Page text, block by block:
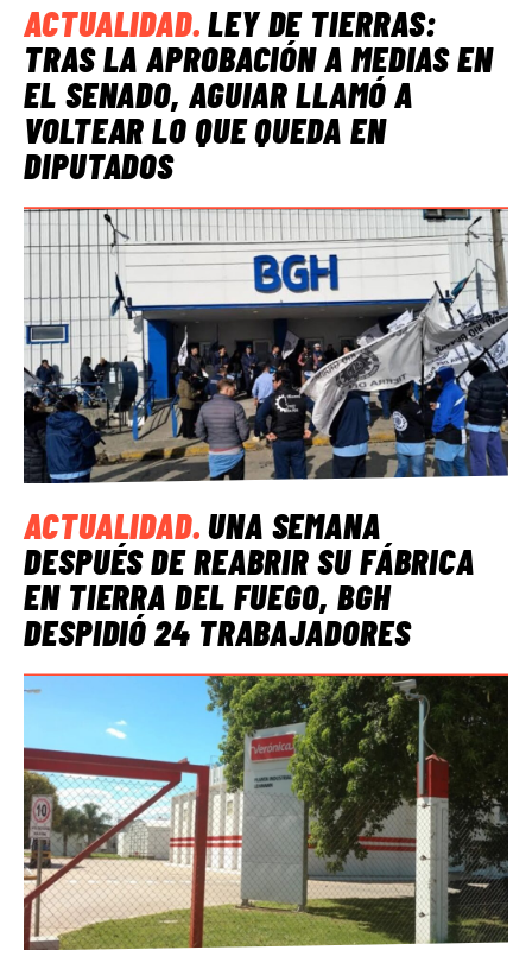
ACTUALIDAD.LEY DE TIERRAS:
TRAS LA APROBACIÓN A MEDIAS EN
EL SENADO, AGUIAR LLAMÓ A
VOLTEAR LO QUE QUEDA EN
DIPUTADOS
ACTUALIDAD.UNA SEMANA
DESPUÉS DE REABRIR SU FÁBRICA
EN TIERRA DEL FUEGO, BGH
DESPIDIÓ 24 TRABAJADORES